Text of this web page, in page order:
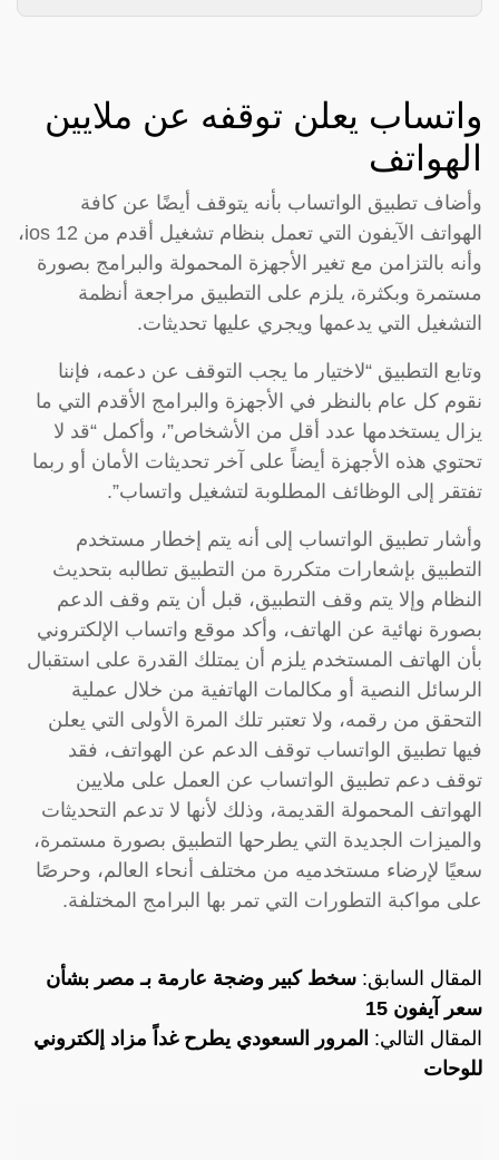
واتساب يعلن توقفه عن ملايين
الهواتف
وأضاف تطبيق الواتساب بأنه يتوقف أيضًا عن كافة
الهواتف الآيفون التي تعمل بنظام تشغيل أقدم من ios 12،
وأنه بالتزامن مع تغير الأجهزة المحمولة والبرامج بصورة
مستمرة وبكثرة، يلزم على التطبيق مراجعة أنظمة
التشغيل التي يدعمها ويجري عليها تحديثات.
وتابع التطبيق “لاختيار ما يجب التوقف عن دعمه، فإننا
نقوم كل عام بالنظر في الأجهزة والبرامج الأقدم التي ما
يزال يستخدمها عدد أقل من الأشخاص”، وأكمل “قد لا
تحتوي هذه الأجهزة أيضاً على آخر تحديثات الأمان أو ربما
تفتقر إلى الوظائف المطلوبة لتشغيل واتساب”.
وأشار تطبيق الواتساب إلى أنه يتم إخطار مستخدم
التطبيق بإشعارات متكررة من التطبيق تطالبه بتحديث
النظام وإلا يتم وقف التطبيق، قبل أن يتم وقف الدعم
بصورة نهائية عن الهاتف، وأكد موقع واتساب الإلكتروني
بأن الهاتف المستخدم يلزم أن يمتلك القدرة على استقبال
الرسائل النصية أو مكالمات الهاتفية من خلال عملية
التحقق من رقمه، ولا تعتبر تلك المرة الأولى التي يعلن
فيها تطبيق الواتساب توقف الدعم عن الهواتف، فقد
توقف دعم تطبيق الواتساب عن العمل على ملايين
الهواتف المحمولة القديمة، وذلك لأنها لا تدعم التحديثات
والميزات الجديدة التي يطرحها التطبيق بصورة مستمرة،
سعيًا لإرضاء مستخدميه من مختلف أنحاء العالم، وحرصًا
على مواكبة التطورات التي تمر بها البرامج المختلفة.
المقال السابق: سخط كبير وضجة عارمة بـ مصر بشأن
سعر آيفون 15
المقال التالي: المرور السعودي يطرح غداً مزاد إلكتروني
للوحات